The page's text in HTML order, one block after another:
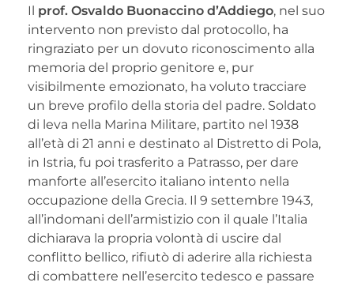
Il prof. Osvaldo Buonaccino d’Addiego, nel suo
intervento non previsto dal protocollo, ha
ringraziato per un dovuto riconoscimento alla
memoria del proprio genitore e, pur
visibilmente emozionato, ha voluto tracciare
un breve profilo della storia del padre. Soldato
di leva nella Marina Militare, partito nel 1938
all’età di 21 anni e destinato al Distretto di Pola,
in Istria, fu poi trasferito a Patrasso, per dare
manforte all’esercito italiano intento nella
occupazione della Grecia. Il 9 settembre 1943,
all’indomani dell’armistizio con il quale l’Italia
dichiarava la propria volontà di uscire dal
conflitto bellico, rifiutò di aderire alla richiesta
di combattere nell’esercito tedesco e passare